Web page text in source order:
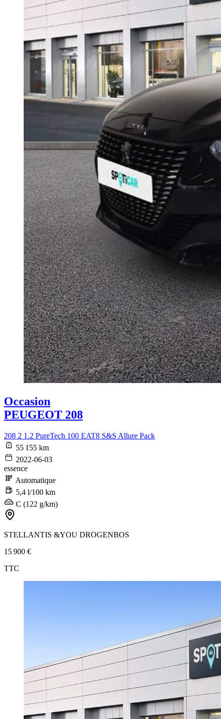
Occasion
PEUGEOT 208
208 2 1.2 PureTech 100 EAT8 S&S Allure Pack
55 155 km
2022-06-03
essence
Automatique
5,4 l/100 km
C (122 g/km)
STELLANTIS &YOU DROGENBOS
15 900 €
TTC